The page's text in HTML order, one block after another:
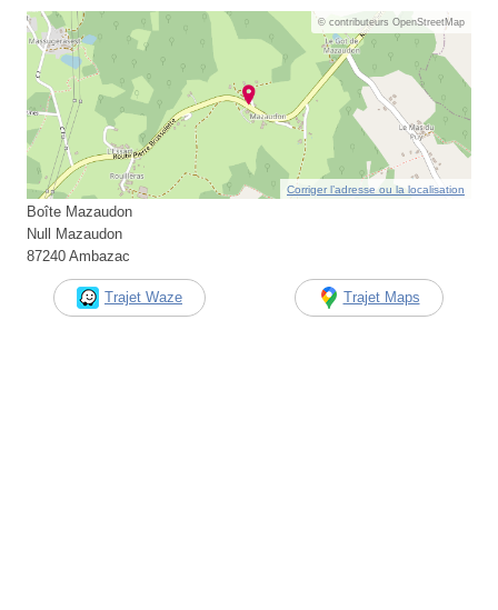
© contributeurs OpenStreetMap
Corriger l’adresse ou la localisation
Boîte Mazaudon
Null Mazaudon
87240 Ambazac
Trajet Waze Trajet Maps